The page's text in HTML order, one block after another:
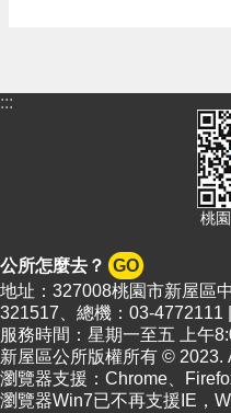
:::
桃
公所怎麼去？ GO
地址：327008桃園市新屋區
321517、總機：03-4772111
服務時間：星期一至五 上午
新屋區公所版權所有 © 2023.
瀏覽器支援：Chrome、
瀏覽器Win7已不再支援IE，